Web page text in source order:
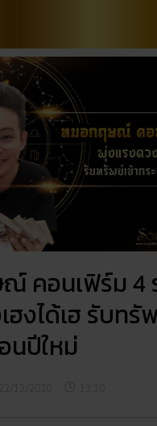
คอนเฟิร์ม 4
ฮงได้เฮ รับทรั
นปีใหม่